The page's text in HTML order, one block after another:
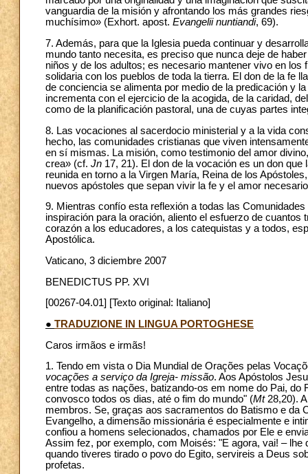
vanguardia de la misión y afrontando los más grandes
muchísimo» (Exhort. apost. Evangelii nuntiandi, 69).
7. Además, para que la Iglesia pueda continuar y
mundo tanto necesita, es preciso que nunca deje de
niños y de los adultos; es necesario mantener vivo en
solidaria con los pueblos de toda la tierra. El don de la fe
de conciencia se alimenta por medio de la predicación y
incrementa con el ejercicio de la acogida, de la caridad,
como de la planificación pastoral, una de cuyas partes
8. Las vocaciones al sacerdocio ministerial y a la vida
hecho, las comunidades cristianas que viven
en sí mismas. La misión, como testimonio del amor
crea» (cf. Jn 17, 21). El don de la vocación es un don
reunida en torno a la Virgen María, Reina de los
nuevos apóstoles que sepan vivir la fe y el amor
9. Mientras confío esta reflexión a todas las
inspiración para la oración, aliento el esfuerzo de
corazón a los educadores, a los catequistas y a todos,
Apostólica.
Vaticano, 3 diciembre 2007
BENEDICTUS PP. XVI
[00267-04.01] [Texto original: Italiano]
● TRADUZIONE IN LINGUA PORTOGHESE
Caros irmãos e irmãs!
1. Tendo em vista o Dia Mundial de Orações pelas
vocações a serviço da Igreja- missão. Aos Apóstolos
entre todas as nações, batizando-os em nome do Pai, do
convosco todos os dias, até o fim do mundo" (Mt28,20).
membros. Se, graças aos sacramentos do Batismo e da
Evangelho, a dimensão missionária é especialmente e
confiou a homens selecionados, chamados por Ele e
Assim fez, por exemplo, com Moisés: "E agora, vai! –
quando tiveres tirado o povo do Egito, servireis a Deus
profetas.